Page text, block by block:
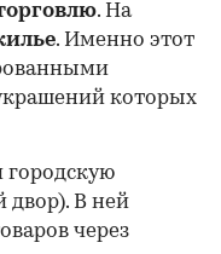
. На
. Именно этот
которых
городскую
В ней
через